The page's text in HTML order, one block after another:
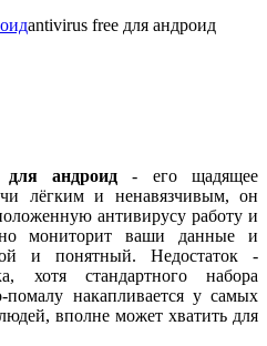
antivirus free для андроид
для андроид - его щадящее
лёгким и ненавязчивым, он
антивирусу работу и
мониторит ваши данные и
и понятный. Недостаток -
хотя стандартного набора
помалу накапливается у самых
вполне может хватить для